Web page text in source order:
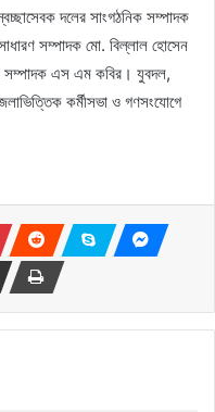
দলের সাংগঠনিক সম্পাদক
সম্পাদক মো. বিল্লাল হোসেন
সম্পাদক এস এম কবির। যুবদল,
কর্মীসভা ও গণসংযোগে